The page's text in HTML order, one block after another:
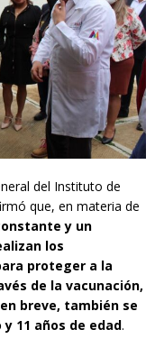
del Instituto de
que, en materia de
y un
los
proteger a la
de la vacunación,
breve, también se
11 años de edad.